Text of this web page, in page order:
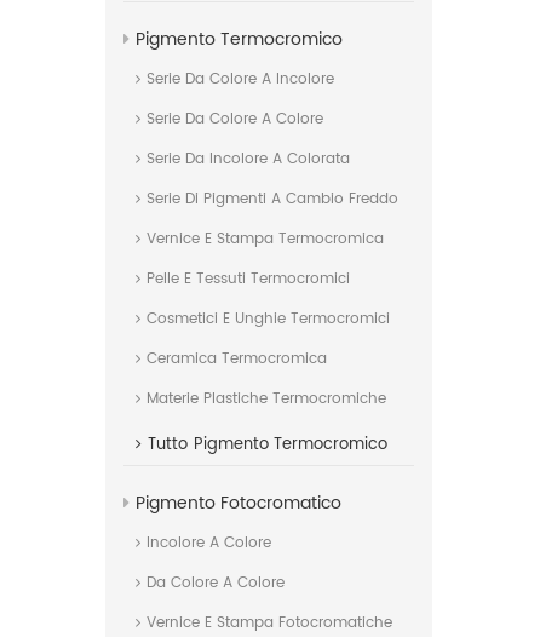
Pigmento Termocromico
Serie Da Colore A Incolore
Serie Da Colore A Colore
Serie Da Incolore A Colorata
Serie Di Pigmenti A Cambio Freddo
Vernice E Stampa Termocromica
Pelle E Tessuti Termocromici
Cosmetici E Unghie Termocromici
Ceramica Termocromica
Materie Plastiche Termocromiche
Tutto Pigmento Termocromico
Pigmento Fotocromatico
Incolore A Colore
Da Colore A Colore
Vernice E Stampa Fotocromatiche